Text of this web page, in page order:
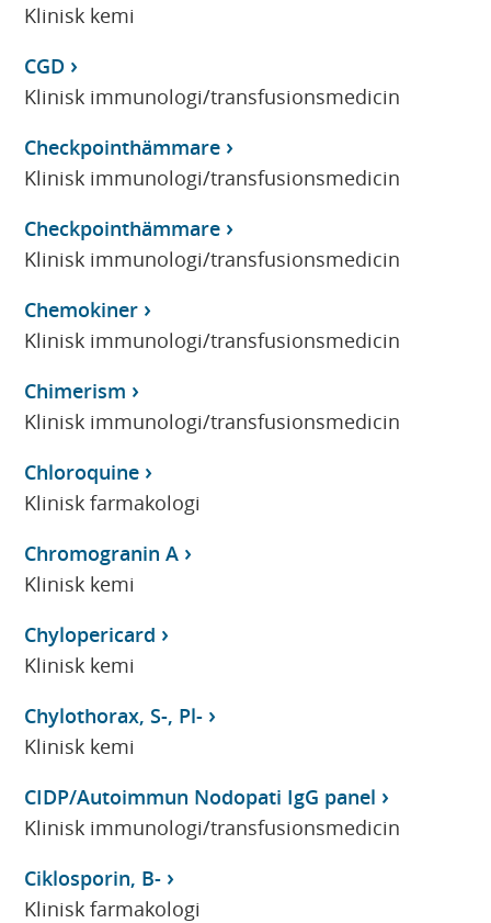
Klinisk kemi
CGD
Klinisk immunologi/transfusionsmedicin
Checkpointhämmare
Klinisk immunologi/transfusionsmedicin
Checkpointhämmare
Klinisk immunologi/transfusionsmedicin
Chemokiner
Klinisk immunologi/transfusionsmedicin
Chimerism
Klinisk immunologi/transfusionsmedicin
Chloroquine
Klinisk farmakologi
Chromogranin A
Klinisk kemi
Chylopericard
Klinisk kemi
Chylothorax, S-, Pl-
Klinisk kemi
CIDP/Autoimmun Nodopati IgG panel
Klinisk immunologi/transfusionsmedicin
Ciklosporin, B-
Klinisk farmakologi